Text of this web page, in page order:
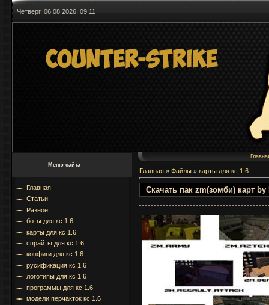
Четверг, 06.08.2026, 09:11
Меню сайта
Главная
Статьи
Разное
боты для кс 1.6
карты для кс 1.6
спрайты для кс 1.6
конфиги для кс 1.6
русификация кс 1.6
логотипы для кс 1.6
программы для кс 1.6
модели перчакток кс 1.6
Главная » Файлы » карты для кс 1.6
Скачать пак zm(зомби) карт by